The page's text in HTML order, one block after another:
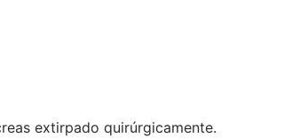
extirpado quirúrgicamente.